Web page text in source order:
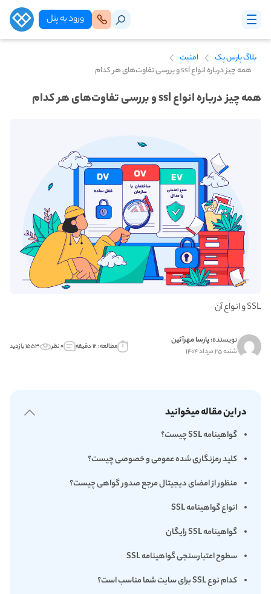
ورود‌ به‌ پنل
بلاگ پارس پک
امنیت
همه چیز درباره انواع ssl و بررسی تفاوت‌های هر کدام
همه چیز درباره انواع ssl و بررسی تفاوت‌های هر کدام
SSL و انواع آن
نویسنده:پارسا مهرآئین
شنبه ۲۵ مرداد ۱۴۰۴ مطالعه: ۱۲ دقیقه ۰ نظر ۱۵۵۳ بازدید
در این مقاله میخوانید
گواهینامه SSL چیست؟
کلید رمزنگاری شده عمومی و خصوصی چیست؟
منظور از امضای دیجیتال مرجع صدور گواهی چیست؟
انواع گواهینامه SSL
گواهینامه SSL رایگان
سطوح اعتبارسنجی گواهینامه SSL
کدام نوع SSL برای سایت شما مناسب است؟